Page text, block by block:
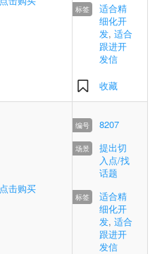
适合精
细化开
发, 适合
跟进开
发信
收藏
点击购买
8207
提出切
入点/找
话题
适合精
细化开
发, 适合
跟进开
发信